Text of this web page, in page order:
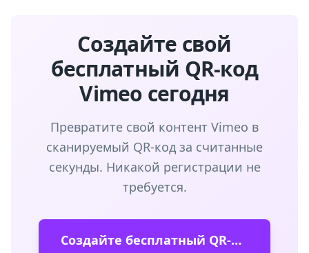
Создайте свой
бесплатный QR-код
Vimeo сегодня
Превратите свой контент Vimeo в
сканируемый QR-код за считанные
секунды. Никакой регистрации не
требуется.
Создайте бесплатный QR-код